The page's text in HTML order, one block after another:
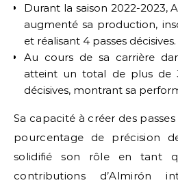
Durant la saison 2022-2023,
augmenté sa production,
et réalisant 4 passes décisives.
Au cours de sa carrière
atteint un total de plus de
décisives, montrant sa
Sa capacité à créer des
pourcentage de précision
solidifié son rôle en tant
contributions d’Almirón